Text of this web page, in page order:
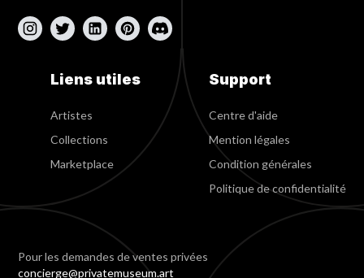
Liens utiles
Artistes
Collections
Marketplace
Support
Centre d'aide
Mention légales
Condition générales
Politique de confidentialité
Pour les demandes de ventes privées
concierge@privatemuseum.art